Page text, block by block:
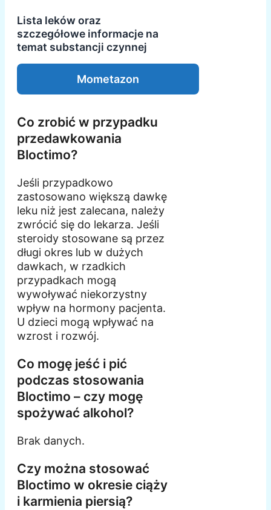
Lista leków oraz
szczegółowe informacje na
temat substancji czynnej
Mometazon
Co zrobić w przypadku
przedawkowania
Bloctimo?
Jeśli przypadkowo
zastosowano większą dawkę
leku niż jest zalecana, należy
zwrócić się do lekarza. Jeśli
steroidy stosowane są przez
długi okres lub w dużych
dawkach, w rzadkich
przypadkach mogą
wywoływać niekorzystny
wpływ na hormony pacjenta.
U dzieci mogą wpływać na
wzrost i rozwój.
Co mogę jeść i pić
podczas stosowania
Bloctimo – czy mogę
spożywać alkohol?
Brak danych.
Czy można stosować
Bloctimo w okresie ciąży
i karmienia piersią?